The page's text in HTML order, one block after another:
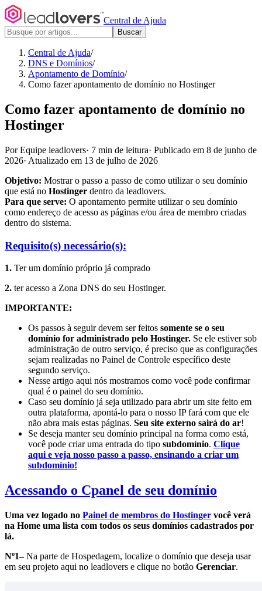
Central de Ajuda
Buscar
Central de Ajuda/
DNS e Domínios/
Apontamento de Domínio/
Como fazer apontamento de domínio no Hostinger
Como fazer apontamento de domínio no
Hostinger
Por Equipe leadlovers· 7 min de leitura· Publicado em 8 de junho de
2026· Atualizado em 13 de julho de 2026
Objetivo: Mostrar o passo a passo de como utilizar o seu domínio
que está no Hostinger dentro da leadlovers.
Para que serve: O apontamento permite utilizar o seu domínio
como endereço de acesso as páginas e/ou área de membro criadas
dentro do sistema.
Requisito(s) necessário(s):
1. Ter um domínio próprio já comprado
2. ter acesso a Zona DNS do seu Hostinger.
IMPORTANTE:
Os passos à seguir devem ser feitos somente se o seu
domínio for administrado pelo Hostinger. Se ele estiver sob
administração de outro serviço, é preciso que as configurações
sejam realizadas no Painel de Controle específico deste
segundo serviço.
Nesse artigo aqui nós mostramos como você pode confirmar
qual é o painel do seu domínio.
Caso seu domínio já seja utilizado para abrir um site feito em
outra plataforma, apontá-lo para o nosso IP fará com que ele
não abra mais estas páginas. Seu site externo sairá do ar!
Se deseja manter seu domínio principal na forma como está,
você pode criar uma entrada do tipo subdomínio. Clique
aqui e veja nosso passo a passo, ensinando a criar um
subdomínio!
Acessando o Cpanel de seu domínio
Uma vez logado no Painel de membros do Hostinger você verá
na Home uma lista com todos os seus domínios cadastrados por
lá.
Nº1–Na parte de Hospedagem, localize o domínio que deseja usar
em seu projeto aqui no leadlovers e clique no botão Gerenciar.